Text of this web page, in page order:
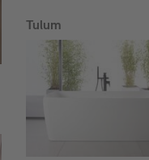
Tulum